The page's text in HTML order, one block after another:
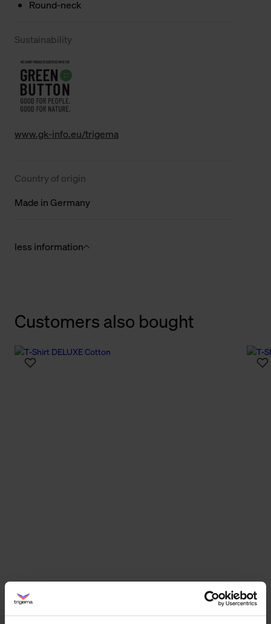
Round-neck
Sustainability
www.gk-info.eu/trigema
Country of origin
Made in Germany
less information
Customers also bought